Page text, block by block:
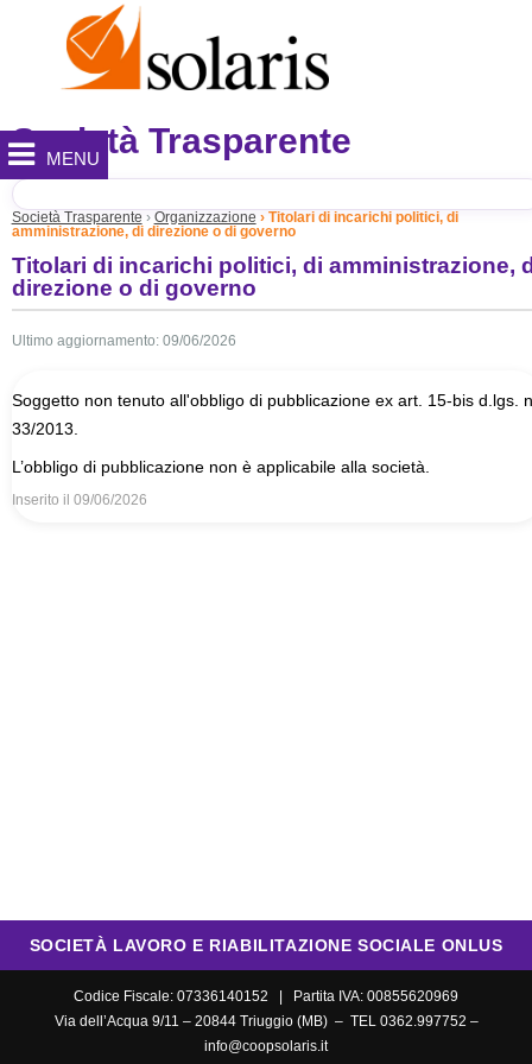
MENU
Società Trasparente
Società Trasparente Organizzazione
Titolari di incarichi politici, di
amministrazione, di direzione o di governo
Titolari di incarichi politici, di amministrazione,
direzione o di governo
Ultimo aggiornamento: 09/06/2026
Soggetto non tenuto all'obbligo di pubblicazione ex art. 15-bis d.lgs.
33/2013.
L’obbligo di pubblicazione non è applicabile alla società.
Inserito il 09/06/2026
SOCIETÀ LAVORO E RIABILITAZIONE SOCIALE ONLUS
Codice Fiscale: 07336140152 | Partita IVA: 00855620969
Via dell’Acqua 9/11 – 20844 Triuggio (MB) – TEL 0362.997752 –
info@coopsolaris.it